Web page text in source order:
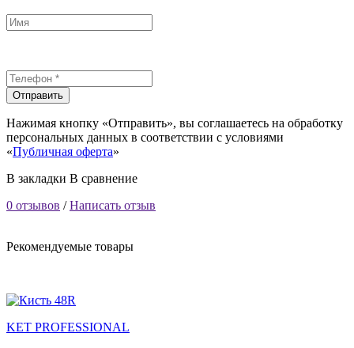
Отправить
Нажимая кнопку «Отправить», вы соглашаетесь на обработку
персональных данных в соответствии с условиями
«Публичная оферта»
В закладки В сравнение
0 отзывов /Написать отзыв
Рекомендуемые товары
KET PROFESSIONAL